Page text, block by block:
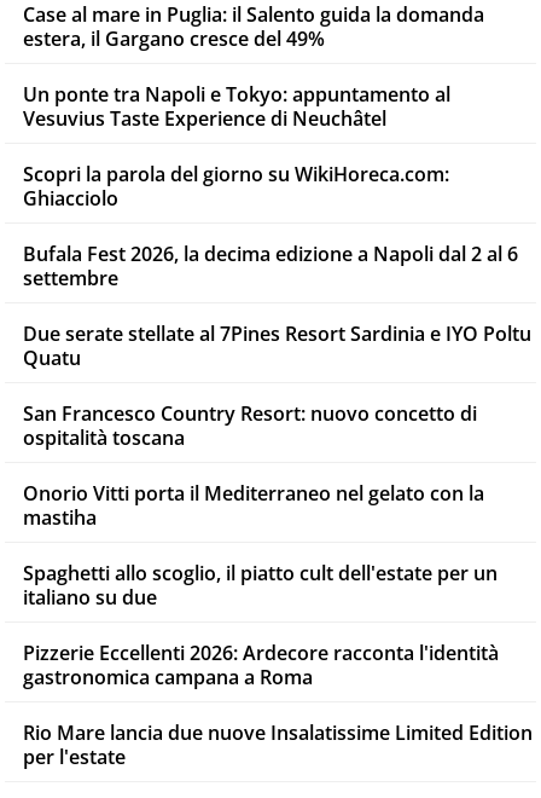
Case al mare in Puglia: il Salento guida la domanda
estera, il Gargano cresce del 49%
Un ponte tra Napoli e Tokyo: appuntamento al
Vesuvius Taste Experience di Neuchâtel
Scopri la parola del giorno su WikiHoreca.com:
Ghiacciolo
Bufala Fest 2026, la decima edizione a Napoli dal 2 al 6
settembre
Due serate stellate al 7Pines Resort Sardinia e IYO Poltu
Quatu
San Francesco Country Resort: nuovo concetto di
ospitalità toscana
Onorio Vitti porta il Mediterraneo nel gelato con la
mastiha
Spaghetti allo scoglio, il piatto cult dell'estate per un
italiano su due
Pizzerie Eccellenti 2026: Ardecore racconta l'identità
gastronomica campana a Roma
Rio Mare lancia due nuove Insalatissime Limited Edition
per l'estate